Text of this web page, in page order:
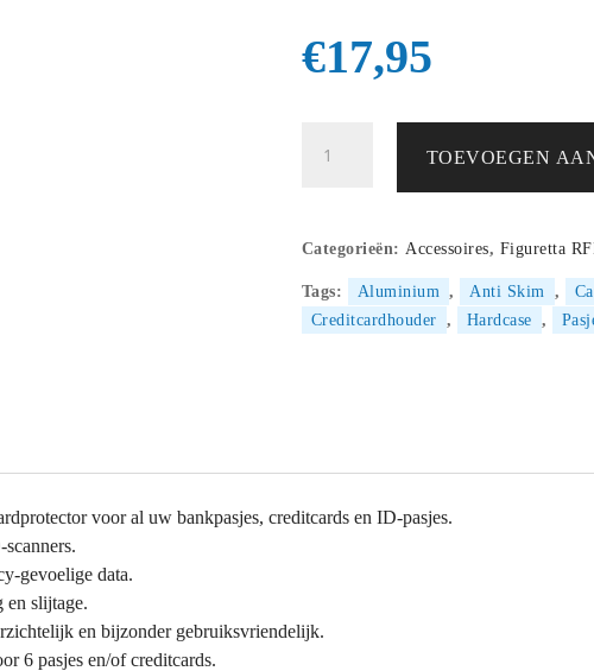
€17,95
RFID
Cardprotector
aantal
TOEVOEGEN
Categorieën: Accessoires, Figuretta
Tags: Aluminium , Anti Skim ,
Creditcardhouder , Hardcase ,
voor al uw bankpasjes, creditcards en ID-pasjes.
gevoelige data.
en slijtage.
en bijzonder gebruiksvriendelijk.
6 pasjes en/of creditcards.